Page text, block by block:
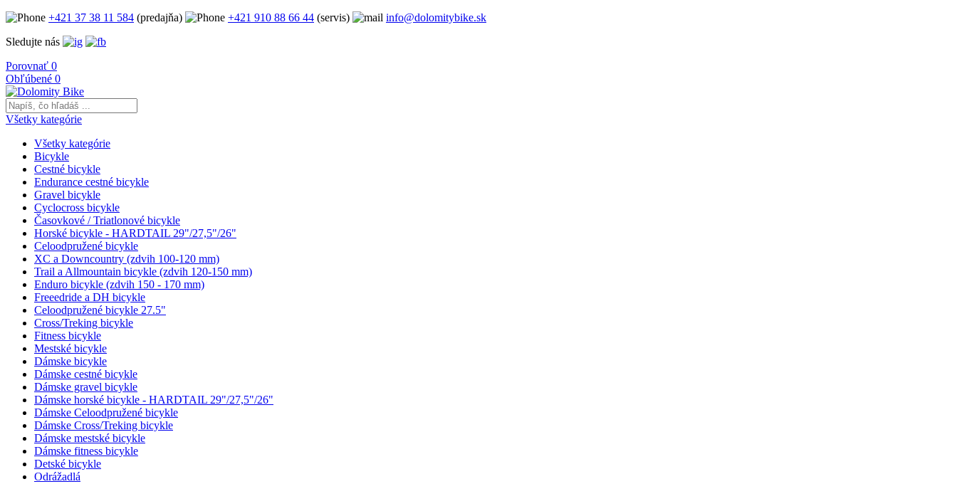
+421 37 38 11 584 (predajňa) +421 910 88 66 44 (servis)
info@dolomitybike.sk
Sledujte nás
Porovnať 0
Obľúbené 0
Všetky kategórie
Všetky kategórie
Bicykle
Cestné bicykle
Endurance cestné bicykle
Gravel bicykle
Cyclocross bicykle
Časovkové / Triatlonové bicykle
Horské bicykle - HARDTAIL 29"/27,5"/26"
Celoodpružené bicykle
XC a Downcountry (zdvih 100-120 mm)
Trail a Allmountain bicykle (zdvih 120-150 mm)
Enduro bicykle (zdvih 150 - 170 mm)
Freeedride a DH bicykle
Celoodpružené bicykle 27.5"
Cross/Treking bicykle
Fitness bicykle
Mestské bicykle
Dámske bicykle
Dámske cestné bicykle
Dámske gravel bicykle
Dámske horské bicykle - HARDTAIL 29"/27,5"/26"
Dámske Celoodpružené bicykle
Dámske Cross/Treking bicykle
Dámske mestské bicykle
Dámske fitness bicykle
Detské bicykle
Odrážadlá